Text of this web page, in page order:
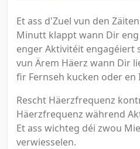
Et ass d'Zuel vun den
Minutt klappt wann Dir
enger Aktivitéit engagéiert
vun Ärem Häerz wann Dir
fir Fernseh kucken oder en
Rescht Häerzfrequenz
Häerzfrequenz während
Et ass wichteg déi zwou
verwiesselen.